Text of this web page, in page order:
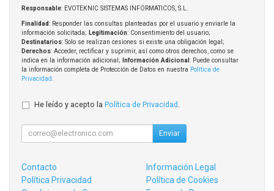
Responsable: EVOTEKNIC SISTEMAS INFORMATICOS, S.L.
Finalidad: Responder las consultas planteadas por el usuario y enviarle la
información solicitada; Legitimación: Consentimiento del usuario;
Destinatarios: Solo se realizan cesiones si existe una obligación legal;
Derechos: Acceder, rectificar y suprimir, así como otros derechos, como se
indica en la información adicional;
Información Adicional : Puede consultar
la información completa de Protección de Datos en nuestra Política de
Privacidad
He leído y acepto la Política de Privacidad
Enviar
Contacto
Información Legal
Política Privacidad
Política de Cookies